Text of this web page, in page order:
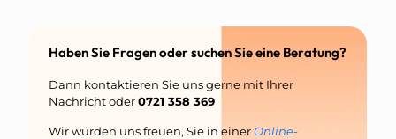
Haben Sie Fragen oder suchen Sie eine Beratung?
Dann kontaktieren Sie uns gerne mit Ihrer
Nachricht oder0721 358 369
Wir würden uns freuen, Sie in einerOnline-